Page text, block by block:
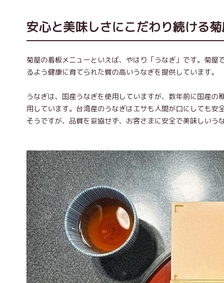
安心と美味しさにこだわり続ける
菊屋の看板メニューといえば、やはり「うなぎ」です。菊
るよう健康に育てられた質の高いうなぎを提供しています。
うなぎは、国産うなぎを使用していますが、数年前に国産
用しています。台湾産のうなぎはエサも人間が口にしても
そうですが、品質を妥協せず、お客さまに安全で美味しいう